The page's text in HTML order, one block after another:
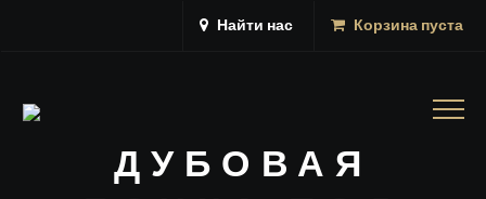
Найти нас Корзина пуста
ДУБОВАЯ